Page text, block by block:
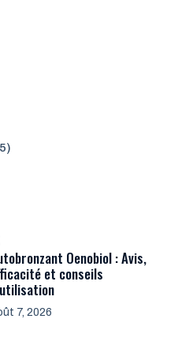
Oenobiol : Avis,
et conseils
7, 2026